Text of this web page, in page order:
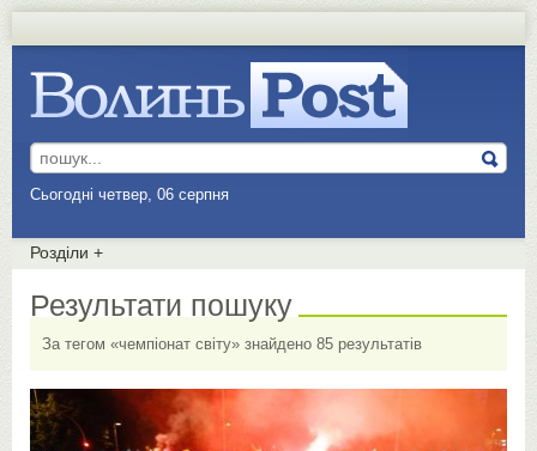
Сьогодні четвер, 06 серпня
Розділи +
Результати пошуку
За тегом «чемпіонат світу» знайдено 85 результатів